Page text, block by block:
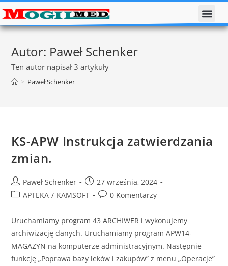
Autor: Paweł Schenker
Ten autor napisał 3 artykuły
> Paweł Schenker
KS-APW Instrukcja zatwierdzania
zmian.
Paweł Schenker
27 września, 2024
APTEKA / KAMSOFT 0 Komentarzy
Uruchamiamy program 43 ARCHIWER i wykonujemy
archiwizację danych. Uruchamiamy program APW14-
MAGAZYN na komputerze administracyjnym. Następnie
funkcję „Poprawa bazy leków i zakupów” z menu „Operacje”